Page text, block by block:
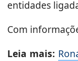
entidades
Com
Leia mais: